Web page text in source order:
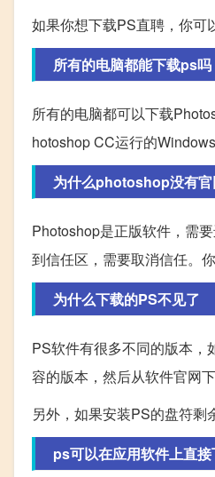
如果你想下载PS直聘，你可
所有的电脑都能下载ps吗
所有的电脑都可以下载
hotoshop CC运行的
为什么photoshop没有
Photoshop是正版软件，需
到信任区，需要取消信任。
为什么下载的PS不见了
PS软件有很多不同的版本，
容的版本，然后从软件官网
另外，如果安装PS的盘符剩
ps可以在应用软件上直